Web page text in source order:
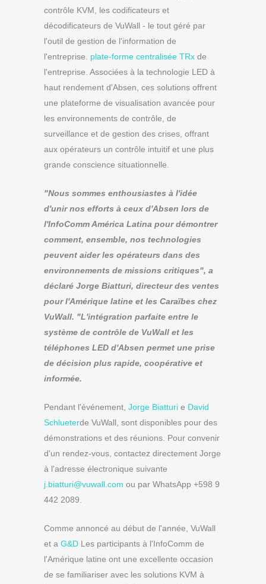
contrôle KVM, les codificateurs et
décodificateurs de VuWall - le tout géré par
l'outil de gestion de l'information de
l'entreprise. plate-forme centralisée TRx de
l'entreprise. Associées à la technologie LED à
haut rendement d'Absen, ces solutions offrent
une plateforme de visualisation avancée pour
les environnements de contrôle, de
surveillance et de gestion des crises, offrant
aux opérateurs un contrôle intuitif et une plus
grande conscience situationnelle.
"Nous sommes enthousiastes à l'idée
d'unir nos efforts à ceux d'Absen lors de
l'InfoComm América Latina pour démontrer
comment, ensemble, nos technologies
peuvent aider les opérateurs dans des
environnements de missions critiques", a
déclaré Jorge Biatturi, directeur des ventes
pour l'Amérique latine et les Caraïbes chez
VuWall. "L'intégration parfaite entre le
système de contrôle de VuWall et les
téléphones LED d'Absen permet une prise
de décision plus rapide, coopérative et
informée.
Pendant l'événement, Jorge Biatturi e David
Schlueterde VuWall, sont disponibles pour des
démonstrations et des réunions. Pour convenir
d'un rendez-vous, contactez directement Jorge
à l'adresse électronique suivante
j.biatturi@vuwall.com ou par WhatsApp +598 9
442 2089.
Comme annoncé au début de l'année, VuWall
et a G&D Les participants à l'InfoComm de
l'Amérique latine ont une excellente occasion
de se familiariser avec les solutions KVM à